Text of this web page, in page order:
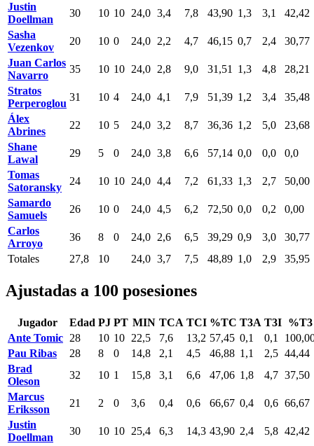
Justin
Doellman
30 10 10 24,0 3,4 7,8 43,90 1,3 3,1
42,42
Sasha
Vezenkov
20 10 0 24,0 2,2 4,7 46,15 0,7 2,4
30,77
Juan Carlos
Navarro
35 10 10 24,0 2,8 9,0 31,51 1,3 4,8
28,21
Stratos
Perperoglou
31 10 4 24,0 4,1 7,9 51,39 1,2 3,4
35,48
Álex
Abrines
22 10 5 24,0 3,2 8,7 36,36 1,2 5,0
23,68
Shane
Lawal
29 5 0 24,0 3,8 6,6 57,14 0,0 0,0
0,0
Tomas
Satoransky
24 10 10 24,0 4,4 7,2 61,33 1,3 2,7
50,00
Samardo
Samuels
26 10 0 24,0 4,5 6,2 72,50 0,0 0,2
0,00
Carlos
Arroyo
36 8 0 24,0 2,6 6,5 39,29 0,9 3,0
30,77
Totales
27,8 10 24,0 3,7 7,5 48,89 1,0 2,9 35,95
Ajustadas a 100 posesiones
Jugador Edad PJ PT MIN TCA TCI %TC T3A T3I %T3
Ante Tomic 28 10 10 22,5 7,6 13,2 57,45 0,1 0,1
Pau Ribas
28 8 0 14,8 2,1 4,5 46,88 1,1 2,5 44,44
Brad
Oleson
32 10 1 15,8 3,1 6,6 47,06 1,8 4,7 37,50
Marcus
Eriksson
21 2 0 3,6 0,4 0,6 66,67 0,4 0,6 66,67
Justin
Doellman
30 10 10 25,4 6,3 14,3 43,90 2,4 5,8 42,42